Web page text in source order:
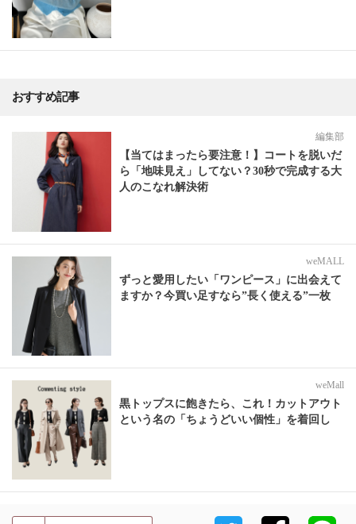
おすすめ記事
編集部
【当てはまったら要注意！】コートを脱いだ
ら「地味見え」してない？30秒で完成する大
人のこなれ解決術
weMALL
ずっと愛用したい「ワンピース」に出会えて
ますか？今買い足すなら”長く使える”一枚
weMall
黒トップスに飽きたら、これ！カットアウト
という名の「ちょうどいい個性」を着回し